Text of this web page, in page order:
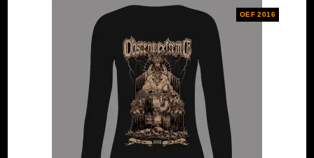
OEF 2016